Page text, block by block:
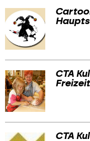
CTA
CTA